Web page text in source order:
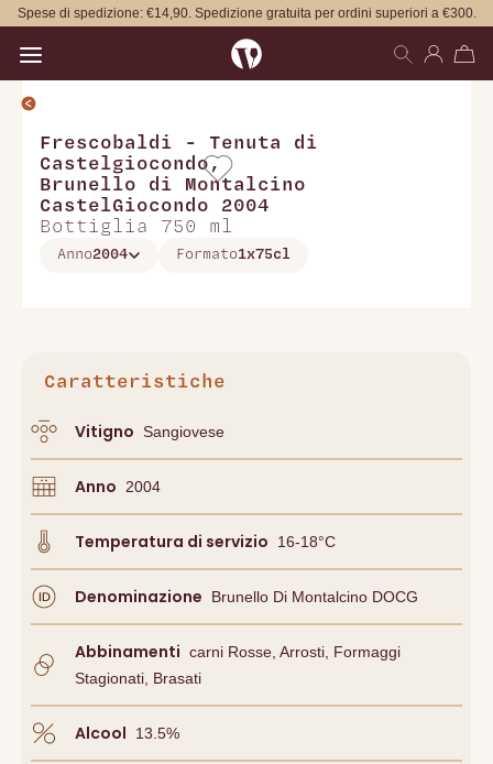
Spese di spedizione: €14,90. Spedizione gratuita per ordini superiori a €300.
Frescobaldi - Tenuta di
Castelgiocondo,
Brunello di Montalcino
CastelGiocondo 2004
Bottiglia 750 ml
Anno2004 Formato1x75cl
Caratteristiche
Vitigno Sangiovese
Anno 2004
Temperatura di servizio 16-18°C
Denominazione Brunello Di Montalcino DOCG
Abbinamenti Carni Rosse, Arrosti, Formaggi
Stagionati, Brasati
Alcool 13.5%